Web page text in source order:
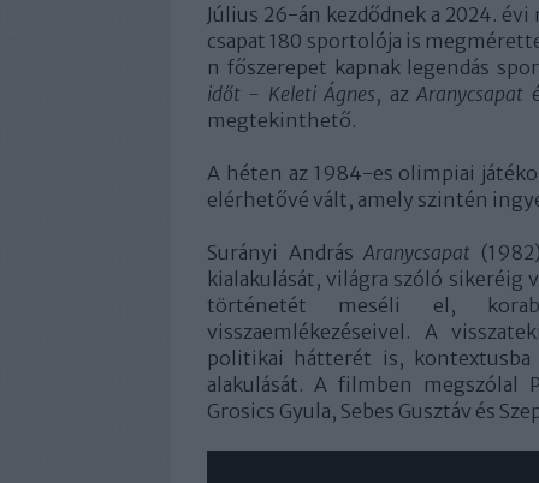
Július 26-án kezdődnek a 2024.
csapat 180 sportolója is
n főszerepet kapnak legendás
időt - Keleti Ágnes, azAranycsapat
megtekinthető.
A héten az 1984-es olimpiai
elérhetővé vált, amely szintén
Surányi AndrásAranycsapat
kialakulását, világra szóló sikeréig
történetét meséli el,
visszaemlékezéseivel. A
politikai hátterét is, kontextusba
alakulását. A filmben megszólal
Grosics Gyula, Sebes Gusztáv és